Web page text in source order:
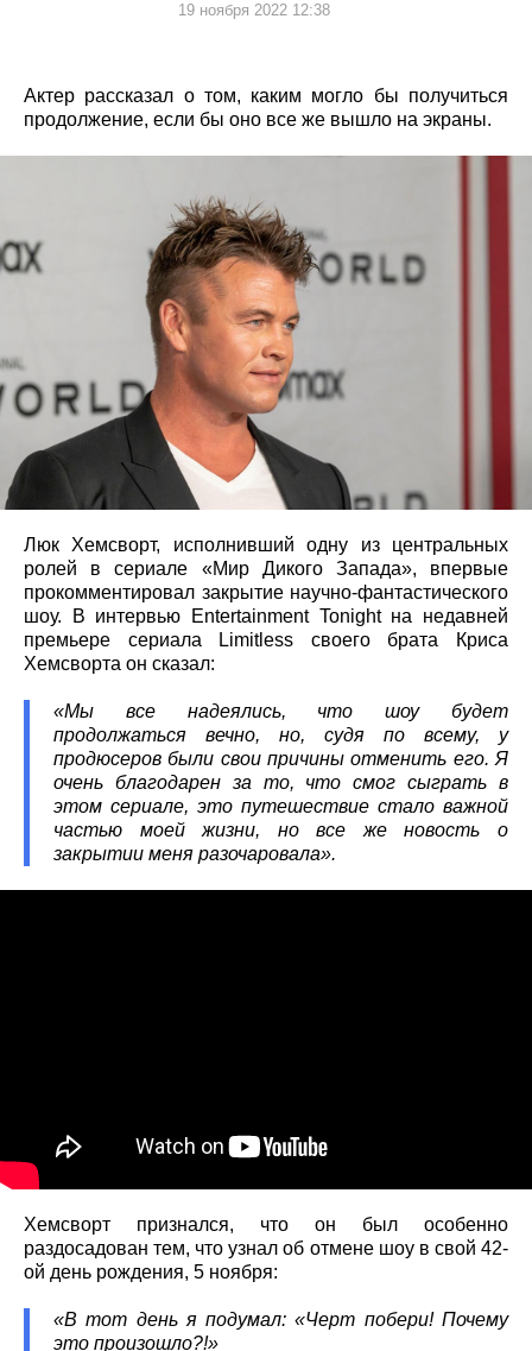
19 ноября 2022 12:38
Актер рассказал о том, каким могло бы получиться
продолжение, если бы оно все же вышло на экраны.
Люк Хемсворт, исполнивший одну из центральных
ролей в сериале «Мир Дикого Запада», впервые
прокомментировал закрытие научно-фантастического
шоу. В интервью Entertainment Tonight на недавней
премьере сериала Limitless своего брата Криса
Хемсворта он сказал:
«Мы все надеялись, что шоу будет
продолжаться вечно, но, судя по всему, у
продюсеров были свои причины отменить его. Я
очень благодарен за то, что смог сыграть в
этом сериале, это путешествие стало важной
частью моей жизни, но все же новость о
закрытии меня разочаровала».
Хемсворт признался, что он был особенно
раздосадован тем, что узнал об отмене шоу в свой 42-
ой день рождения, 5 ноября:
«В тот день я подумал: «Черт побери! Почему
это произошло?!»